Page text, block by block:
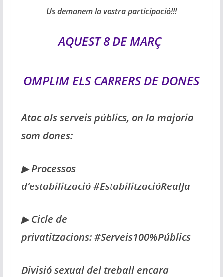
Us demanem la vostra participació!!!
AQUEST 8 DE MARÇ
OMPLIM ELS CARRERS DE DONES
Atac als serveis públics, on la majoria
som dones:
▶Processos
d’estabilització#EstabilitzacióRealJa
▶Cicle de
privatitzacions:#Serveis100%Públics
Divisió sexual del treball encara